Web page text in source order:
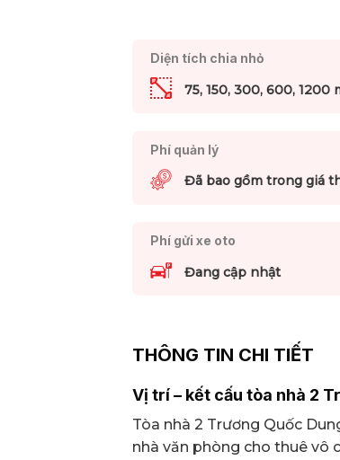
Diện tích chia nhỏ
75, 150, 300, 600, 1200
Phí quản lý
Đã bao gồm trong giá
Phí gửi xe oto
Đang cập nhật
THÔNG TIN CHI TIẾT
Vị trí – kết cấu tòa nhà 2
Tòa nhà 2 Trương Quốc
nhà văn phòng cho thuê vô